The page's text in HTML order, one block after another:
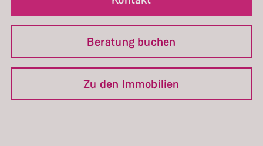
Beratung buchen
Zu den Immobilien